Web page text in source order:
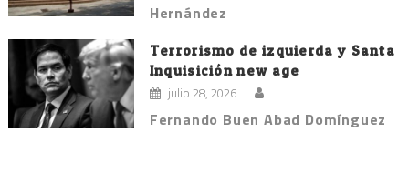
Hernández
Terrorismo de izquierda y Santa
Inquisición new age
julio 28, 2026
Fernando Buen Abad Domínguez